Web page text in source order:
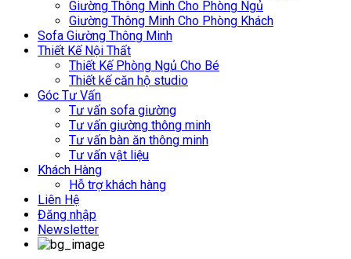
Giường Thông Minh Cho Phòng Ngủ
Giường Thông Minh Cho Phòng Khách
Sofa Giường Thông Minh
Thiết Kế Nội Thất
Thiết Kế Phòng Ngủ Cho Bé
Thiết kế căn hộ studio
Góc Tư Vấn
Tư vấn sofa giường
Tư vấn giường thông minh
Tư vấn bàn ăn thông minh
Tư vấn vật liệu
Khách Hàng
Hỗ trợ khách hàng
Liên Hệ
Đăng nhập
Newsletter